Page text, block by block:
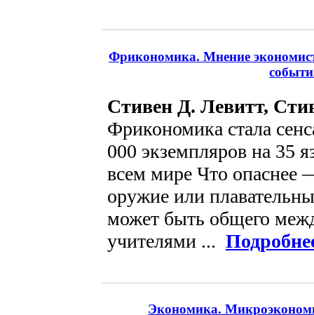
Фрикономика. Мнение
Стивен Д. Левитт,
Фрикономика стала
000 экземпляров на 35
всем мире Что опаснее
оружие или
может быть общего
учителями ...
Экономика.